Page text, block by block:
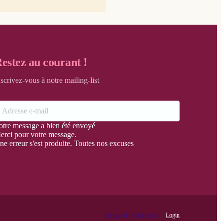
au courant !
vous à notre mailing-list
message a bien été envoyé
pour votre message.
erreur s'est produite. Toutes nos excuses
Designed by dailymilk Login